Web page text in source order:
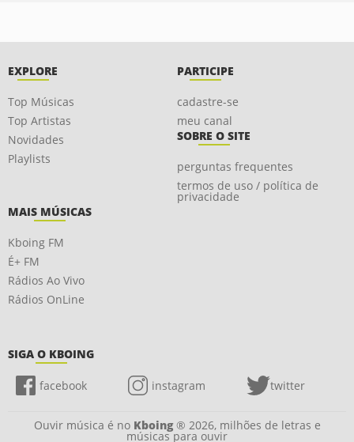
EXPLORE
Top Músicas
Top Artistas
Novidades
Playlists
PARTICIPE
cadastre-se
meu canal
SOBRE O SITE
perguntas frequentes
termos de uso / política de
privacidade
MAIS MÚSICAS
Kboing FM
É+ FM
Rádios Ao Vivo
Rádios OnLine
SIGA O KBOING
facebook instagram twitter
Ouvir música é no Kboing® 2026, milhões de letras e
músicas para ouvir